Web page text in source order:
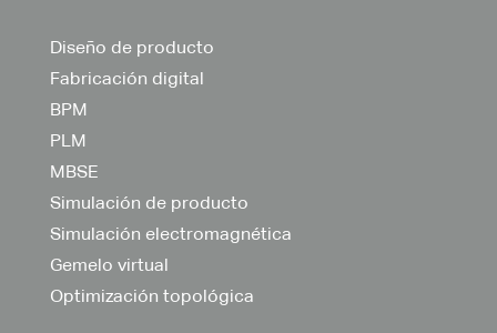
Diseño de producto
Fabricación digital
BPM
PLM
MBSE
Simulación de producto
Simulación electromagnética
Gemelo virtual
Optimización topológica